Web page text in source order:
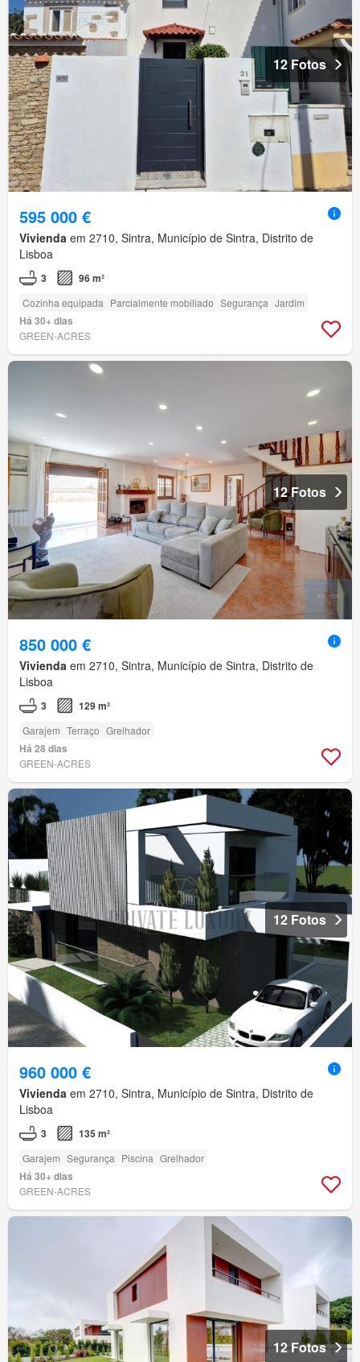
12 Fotos
595 000 €
Vivienda em 2710, Sintra, Município de Sintra, Distrito de
Lisboa
3 96 m²
Cozinha equipada Parcialmente mobiliado Segurança Jardim
Há 30+ dias
GREEN-ACRES
12 Fotos
850 000 €
Vivienda em 2710, Sintra, Município de Sintra, Distrito de
Lisboa
3 129 m²
Garajem Terraço Grelhador
Há 28 dias
GREEN-ACRES
12 Fotos
960 000 €
Vivienda em 2710, Sintra, Município de Sintra, Distrito de
Lisboa
3 135 m²
Garajem Segurança Piscina Grelhador
Há 30+ dias
GREEN-ACRES
12 Fotos